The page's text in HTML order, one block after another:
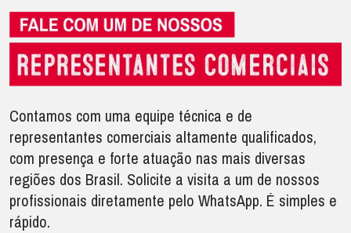
Contamos com uma equipe técnica e de
representantes comerciais altamente qualificados,
com presença e forte atuação nas mais diversas
regiões dos Brasil. Solicite a visita a um de nossos
profissionais diretamente pelo WhatsApp. É simples e
rápido.